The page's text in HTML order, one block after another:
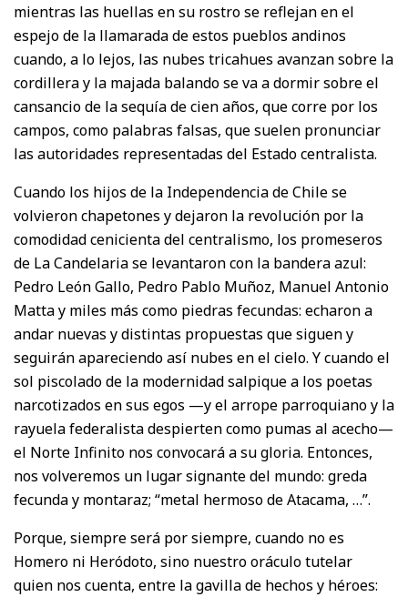
mientras las huellas en su rostro se reflejan en el
espejo de la llamarada de estos pueblos andinos
cuando, a lo lejos, las nubes tricahues avanzan sobre la
cordillera y la majada balando se va a dormir sobre el
cansancio de la sequía de cien años, que corre por los
campos, como palabras falsas, que suelen pronunciar
las autoridades representadas del Estado centralista.
Cuando los hijos de la Independencia de Chile se
volvieron chapetones y dejaron la revolución por la
comodidad cenicienta del centralismo, los promeseros
de La Candelaria se levantaron con la bandera azul:
Pedro León Gallo, Pedro Pablo Muñoz, Manuel Antonio
Matta y miles más como piedras fecundas: echaron a
andar nuevas y distintas propuestas que siguen y
seguirán apareciendo así nubes en el cielo. Y cuando el
sol piscolado de la modernidad salpique a los poetas
narcotizados en sus egos —y el arrope parroquiano y la
rayuela federalista despierten como pumas al acecho—
el Norte Infinito nos convocará a su gloria. Entonces,
nos volveremos un lugar signante del mundo: greda
fecunda y montaraz; “metal hermoso de Atacama, …”.
Porque, siempre será por siempre, cuando no es
Homero ni Heródoto, sino nuestro oráculo tutelar
quien nos cuenta, entre la gavilla de hechos y héroes: